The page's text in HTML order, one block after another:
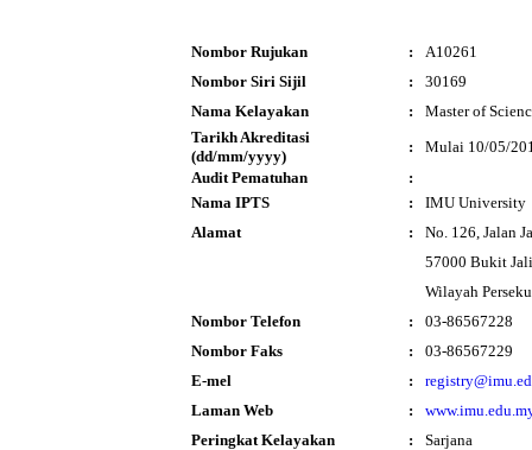
Nombor Rujukan :
A10261
Nombor Siri Sijil
:
30169
Nama Kelayakan
:
Master of
Tarikh Akreditasi
(dd/mm/yyyy)
:
Mulai 10/05/
Audit Pematuhan
:
Nama IPTS
:
IMU University
Alamat
:
No. 126, Jalan
57000 Bukit
Wilayah
Nombor Telefon
:
03-86567228
Nombor Faks
:
03-86567229
E-mel
:
Laman Web
:
Peringkat Kelayakan
:
Sarjana